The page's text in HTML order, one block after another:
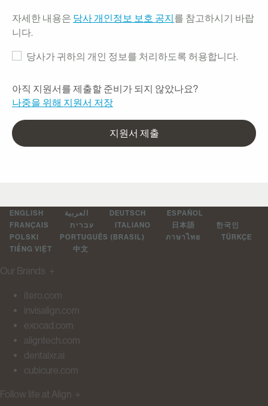
자세한 내용은 당사 개인정보 보호 공지를 참고하시기 바랍
니다.
당사가 귀하의 개인 정보를 처리하도록 허용합니다.
아직 지원서를 제출할 준비가 되지 않았나요?
나중을 위해 지원서 저장
지원서 제출
ENGLISH العربية DEUTSCH
ESPAÑOL
FRANÇAIS
עברית ITALIANO 日本語
한국인
POLSKI
PORTUGUÊS (BRASIL) ภาษาไทย
TÜRKÇE
TIẾNG VIỆT
中文
Our Brands ＋
itero.com
invisalign.com
exocad.com
aligntech.com
dentalxr.ai
cubicure.com
Follow life at Align ＋